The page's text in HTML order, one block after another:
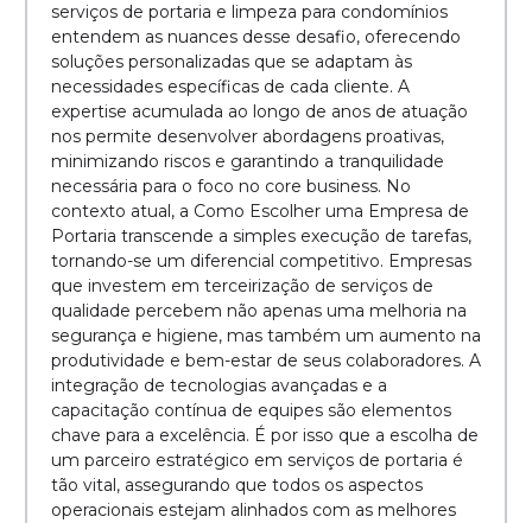
serviços de portaria e limpeza para condomínios
entendem as nuances desse desafio, oferecendo
soluções personalizadas que se adaptam às
necessidades específicas de cada cliente. A
expertise acumulada ao longo de anos de atuação
nos permite desenvolver abordagens proativas,
minimizando riscos e garantindo a tranquilidade
necessária para o foco no core business. No
contexto atual, a Como Escolher uma Empresa de
Portaria transcende a simples execução de tarefas,
tornando-se um diferencial competitivo. Empresas
que investem em terceirização de serviços de
qualidade percebem não apenas uma melhoria na
segurança e higiene, mas também um aumento na
produtividade e bem-estar de seus colaboradores. A
integração de tecnologias avançadas e a
capacitação contínua de equipes são elementos
chave para a excelência. É por isso que a escolha de
um parceiro estratégico em serviços de portaria é
tão vital, assegurando que todos os aspectos
operacionais estejam alinhados com as melhores